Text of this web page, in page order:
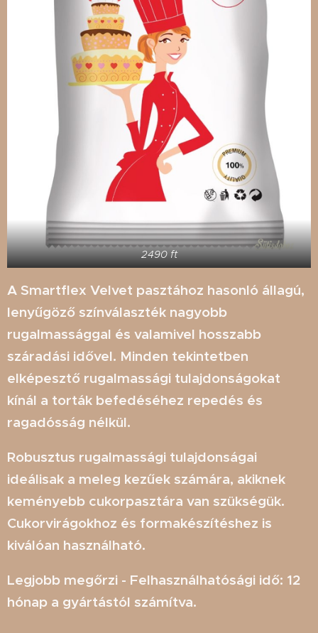
2490 ft
A Smartflex Velvet pasztához hasonló állagú,
lenyűgöző színválaszték nagyobb
rugalmassággal és valamivel hosszabb
száradási idővel. Minden tekintetben
elképesztő rugalmassági tulajdonságokat
kínál a torták befedéséhez repedés és
ragadósság nélkül.
Robusztus rugalmassági tulajdonságai
ideálisak a meleg kezűek számára, akiknek
keményebb cukorpasztára van szükségük.
Cukorvirágokhoz és formakészítéshez is
kiválóan használható.
Legjobb megőrzi - Felhasználhatósági idő: 12
hónap a gyártástól számítva.